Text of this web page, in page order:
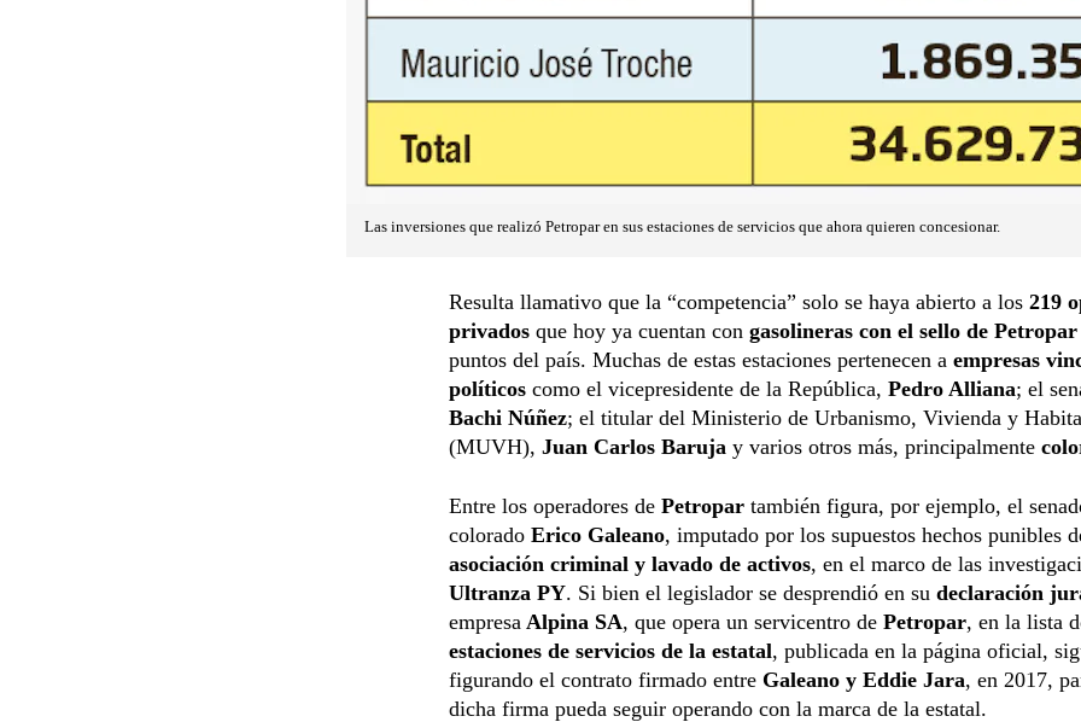
Las inversiones que realizó Petropar en sus estaciones de servicios que ahora quieren concesionar.
Resulta llamativo que la “competencia” solo se haya abierto a los 219
privados que hoy ya cuentan con gasolineras con el sello de Petropar
puntos del país. Muchas de estas estaciones pertenecen a empresas
políticos como el vicepresidente de la República, Pedro Alliana; el
Bachi Núñez; el titular del Ministerio de Urbanismo, Vivienda y
(MUVH), Juan Carlos Baruja y varios otros más, principalmente
Entre los operadores de Petropar también figura, por ejemplo, el
colorado Erico Galeano, imputado por los supuestos hechos punibles
asociación criminal y lavado de activos, en el marco de las
Ultranza PY. Si bien el legislador se desprendió en su declaración
empresa Alpina SA, que opera un servicentro de Petropar, en la lista
estaciones de servicios de la estatal, publicada en la página oficial,
figurando el contrato firmado entre Galeano y Eddie Jara, en 2017,
dicha firma pueda seguir operando con la marca de la estatal.